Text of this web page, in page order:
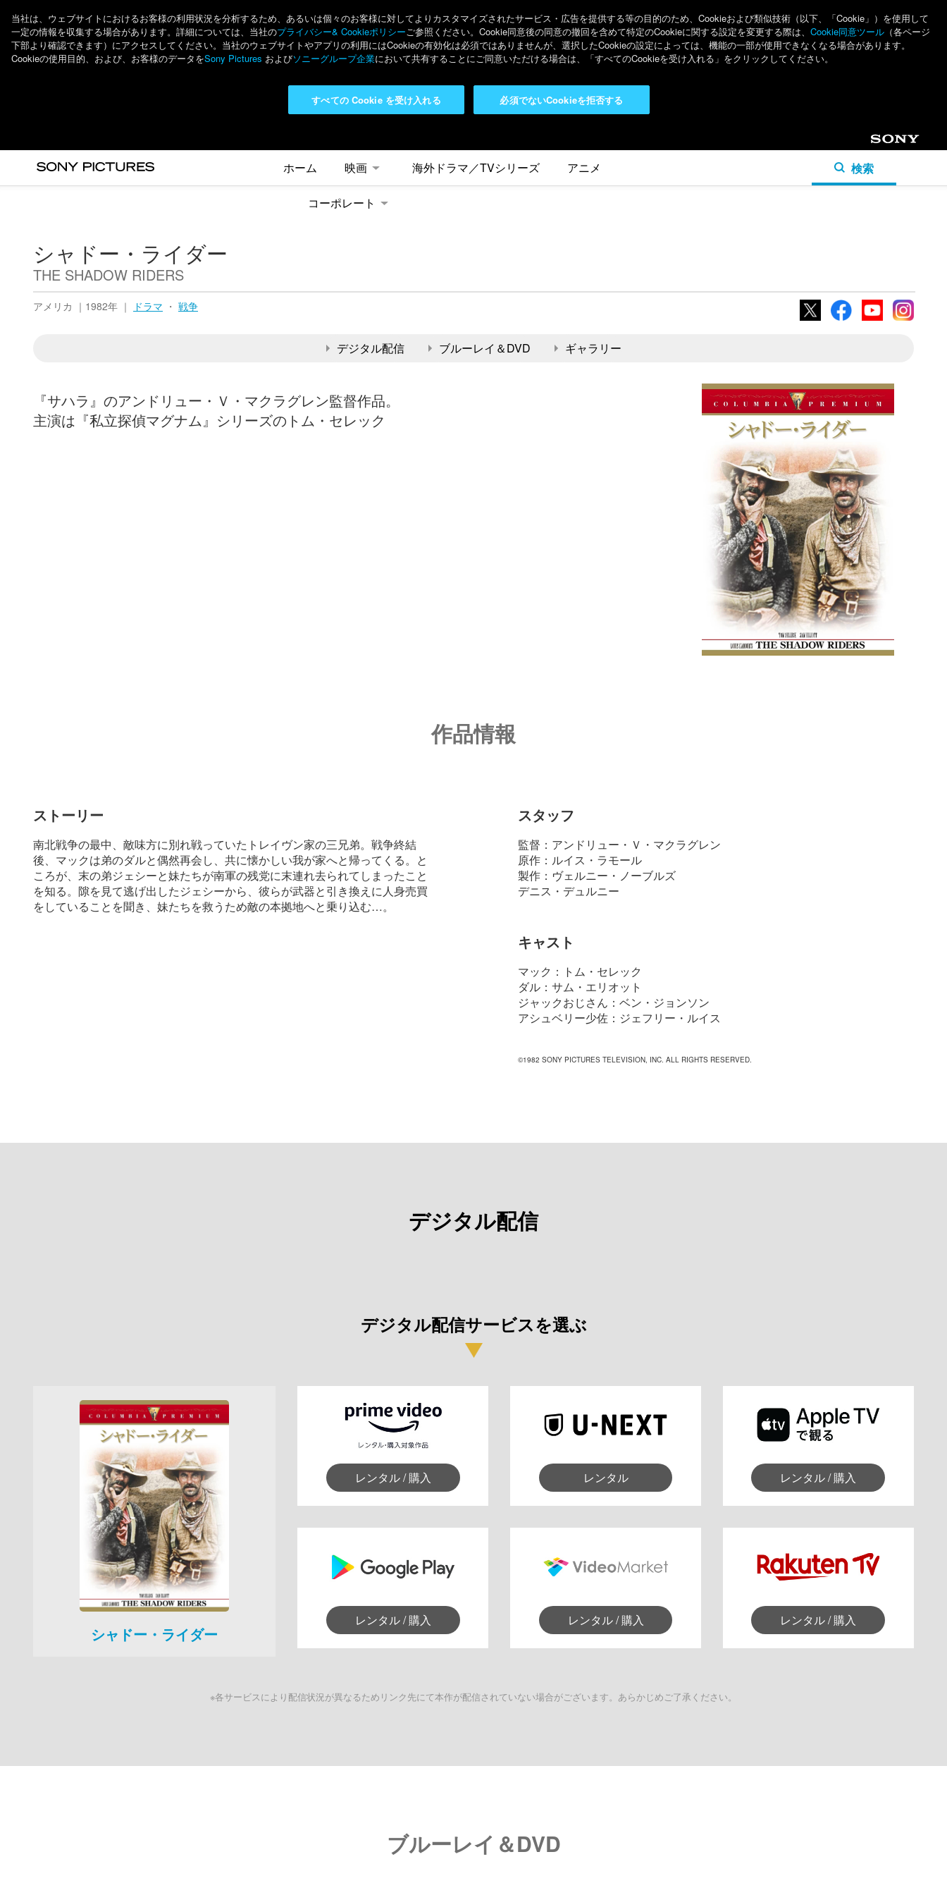
当社は、ウェブサイトにおけるお客様の利用状況を分析するため、あるいは個々のお客様に対してよりカスタマイズされたサービス・広告を提供する等の目的のため、Cookieおよび類似技術（以下、「Cookie」）を使用して
一定の情報を収集する場合があります。詳細については、当社のプライバシー& Cookieポリシーご参照ください。Cookie同意後の同意の撤回を含めて特定のCookieに関する設定を変更する際は、 Cookie同意ツール （各ページ
下部より確認できます）にアクセスしてください。当社のウェブサイトやアプリの利用にはCookieの有効化は必須ではありませんが、選択したCookieの設定によっては、機能の一部が使用できなくなる場合があります。
Cookieの使用目的、および、お客様のデータをSony Pictures およびソニーグループ企業において共有することにご同意いただける場合は、「すべてのCookieを受け入れる」をクリックしてください。
必須でないCookieを拒否する
すべての Cookie を受け入れる
Sony
ホーム
映画 海外ドラマ／TVシリーズ アニメ
コーポレート
検索
シャドー・ライダー
THE SHADOW RIDERS
アメリカ ｜1982年 ｜ ドラマ ・ 戦争
X FacebookYouTubeInstagram
デジタル配信
ブルーレイ＆DVD ギャラリー
『サハラ』のアンドリュー・Ｖ・マクラグレン監督作品。
主演は『私立探偵マグナム』シリーズのトム・セレック
作品情報
ストーリー
南北戦争の最中、敵味方に別れ戦っていたトレイヴン家の三兄弟。戦争終結
後、マックは弟のダルと偶然再会し、共に懐かしい我が家へと帰ってくる。と
ころが、末の弟ジェシーと妹たちが南軍の残党に末連れ去られてしまったこと
を知る。隙を見て逃げ出したジェシーから、彼らが武器と引き換えに人身売買
をしていることを聞き、妹たちを救うため敵の本拠地へと乗り込む…。
スタッフ
監督：アンドリュー・Ｖ・マクラグレン
原作：ルイス・ラモール
製作：ヴェルニー・ノーブルズ
デニス・デュルニー
キャスト
マック：トム・セレック
ダル：サム・エリオット
ジャックおじさん：ベン・ジョンソン
アシュベリー少佐：ジェフリー・ルイス
©1982 SONY PICTURES TELEVISION, INC. ALL RIGHTS RESERVED.
デジタル配信
デジタル配信サービスを選ぶ
シャドー・ライダー
レンタル / 購入 レンタル レンタル / 購入
レンタル / 購入 レンタル / 購入 レンタル / 購入
※各サービスにより配信状況が異なるためリンク先にて本作が配信されていない場合がございます。あらかじめご了承ください。
ブルーレイ＆DVD